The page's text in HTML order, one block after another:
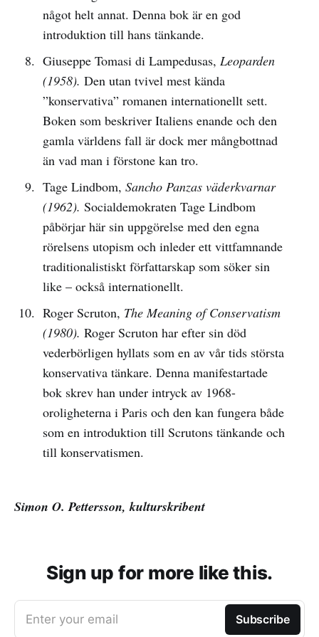
något helt annat. Denna bok är en god
introduktion till hans tänkande.
Giuseppe Tomasi di Lampedusas, Leoparden
(1958). Den utan tvivel mest kända
”konservativa” romanen internationellt sett.
Boken som beskriver Italiens enande och den
gamla världens fall är dock mer mångbottnad
än vad man i förstone kan tro.
Tage Lindbom, Sancho Panzas väderkvarnar
(1962). Socialdemokraten Tage Lindbom
påbörjar här sin uppgörelse med den egna
rörelsens utopism och inleder ett vittfamnande
traditionalistiskt författarskap som söker sin
like – också internationellt.
Roger Scruton, The Meaning of Conservatism
(1980). Roger Scruton har efter sin död
vederbörligen hyllats som en av vår tids största
konservativa tänkare. Denna manifestartade
bok skrev han under intryck av 1968-
oroligheterna i Paris och den kan fungera både
som en introduktion till Scrutons tänkande och
till konservatismen.
Simon O. Pettersson, kulturskribent
Sign up for more like this.
Enter your email Subscribe